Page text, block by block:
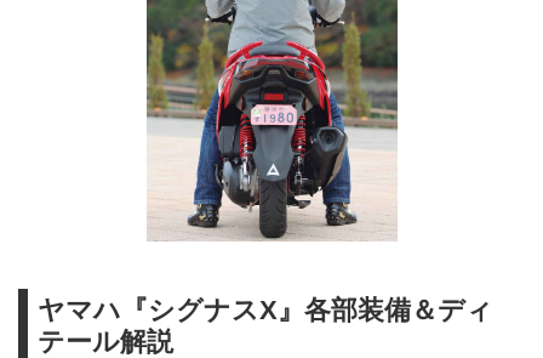
ヤマハ『シグナスX』各部装備＆ディ
テール解説